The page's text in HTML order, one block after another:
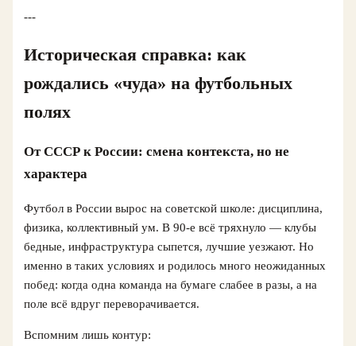
---
Историческая справка: как
рождались «чуда» на футбольных
полях
От СССР к России: смена контекста, но не
характера
Футбол в России вырос на советской школе: дисциплина,
физика, коллективный ум. В 90‑е всё тряхнуло — клубы
бедные, инфраструктура сыпется, лучшие уезжают. Но
именно в таких условиях и родилось много неожиданных
побед: когда одна команда на бумаге слабее в разы, а на
поле всё вдруг переворачивается.
Вспомним лишь контур: